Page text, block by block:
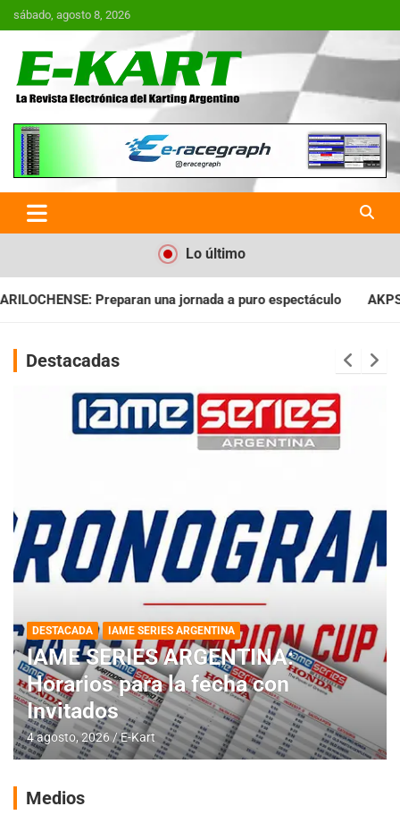
Saltar
al
sábado, agosto 8, 2026
E-Kart.com.ar | La Revista
Electrónica del Karting en
Argentina
Lo último
a puro espectáculo AKPS: Intervino la IGJ y oficializó el
Destacadas
DESTACADA IAME SERIES ARGENTINA
IAME SERIES ARGENTINA:
Horarios para la fecha con
Invitados
4 agosto, 2026 E-Kart
Medios